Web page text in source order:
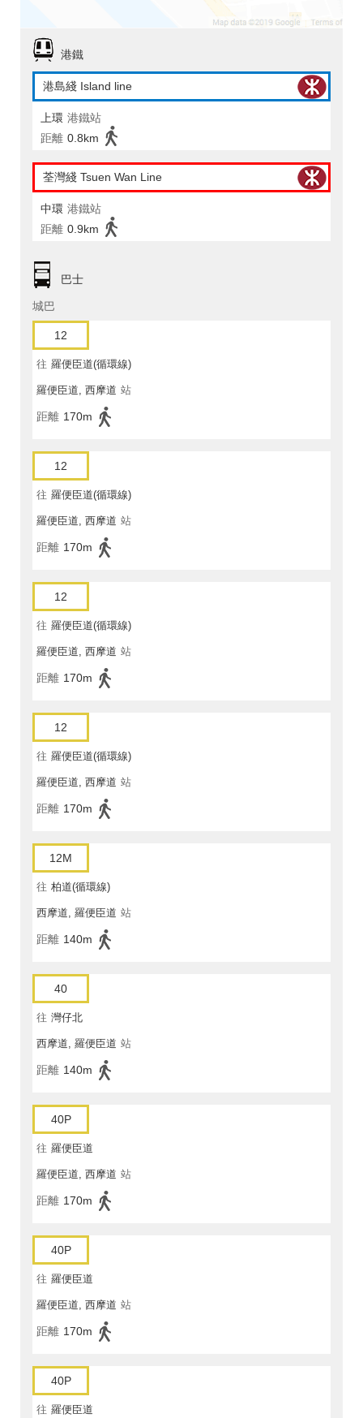
港鐵
港島綫 Island line
上環 港鐵站
距離 0.8km
荃灣綫 Tsuen Wan Line
中環 港鐵站
距離 0.9km
巴士
城巴
12
往 羅便臣道(循環線)
羅便臣道, 西摩道 站
距離 170m
12
往 羅便臣道(循環線)
羅便臣道, 西摩道 站
距離 170m
12
往 羅便臣道(循環線)
羅便臣道, 西摩道 站
距離 170m
12
往 羅便臣道(循環線)
羅便臣道, 西摩道 站
距離 170m
12M
往 柏道(循環線)
西摩道, 羅便臣道 站
距離 140m
40
往 灣仔北
西摩道, 羅便臣道 站
距離 140m
40P
往 羅便臣道
羅便臣道, 西摩道 站
距離 170m
40P
往 羅便臣道
羅便臣道, 西摩道 站
距離 170m
40P
往 羅便臣道